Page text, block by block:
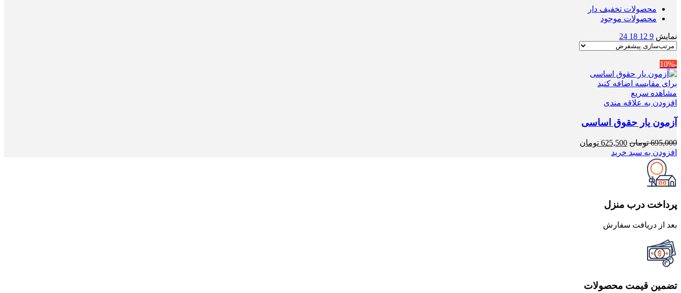
محصولات تخفیف دار
محصولات موجود
نمایش 9
12
18
24
-10%
برای مقایسه اضافه کنید
مشاهده سریع
افزودن به علاقه مندی
آزمون یار حقوق اساسی
695,000 تومان قیمت
اصلی
625,500 تومان
افزودن به سبد خرید
پرداخت درب منزل
بعد از دریافت سفارش
تضمین قیمت محصولات